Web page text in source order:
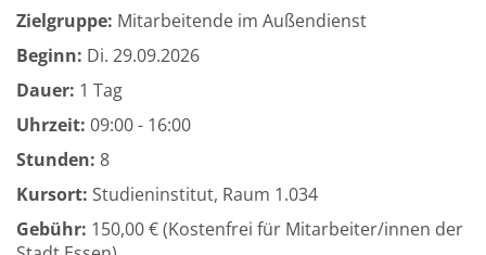
Zielgruppe: Mitarbeitende im Außendienst
Beginn: Di. 29.09.2026
Dauer: 1 Tag
Uhrzeit: 09:00 - 16:00
Stunden: 8
Kursort: Studieninstitut, Raum 1.034
Gebühr: 150,00 € (Kostenfrei für Mitarbeiter/innen der